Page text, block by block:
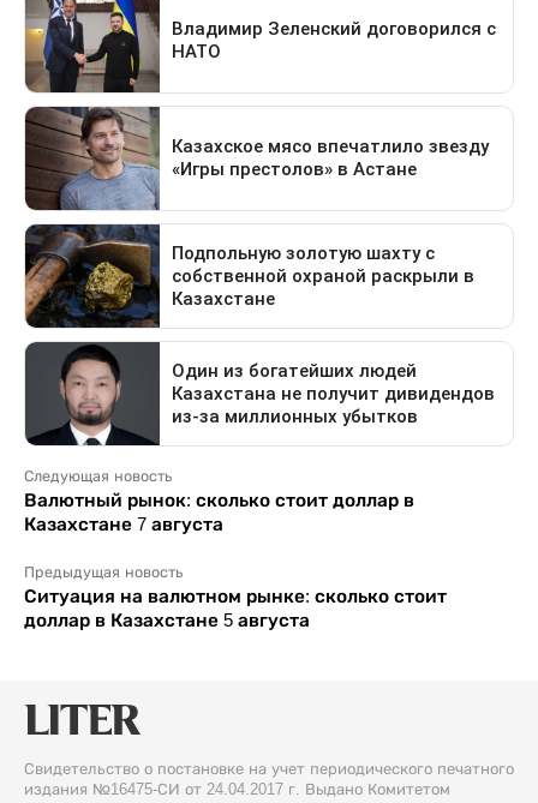
Следующая новость
Валютный рынок: сколько стоит доллар в
Казахстане 7 августа
Предыдущая новость
Ситуация на валютном рынке: сколько стоит
доллар в Казахстане 5 августа
Свидетельство о постановке на учет периодического печатного
издания №16475-СИ от 24.04.2017 г. Выдано Комитетом